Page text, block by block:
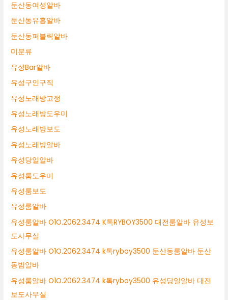
둔산동여성알바
둔산동유흥알바
둔산동퍼블릭알바
미분류
유성Bar알바
유성구인구직
유성노래방고정
유성노래방도우미
유성노래방보도
유성노래방알바
유성당일알바
유성룸도우미
유성룸보도
유성룸알바
유성룸알바 O1O.2062.3474 K톡RYBOY3500 대전룸알바 유성보
도사무실
유성룸알바 O1O.2062.3474 k톡ryboy3500 둔산동룸알바 둔산
동밤알바
유성룸알바 O1O.2062.3474 k톡ryboy3500 유성당일알바 대전
보도사무실